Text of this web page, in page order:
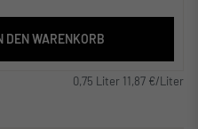
DEN WARENKORB
0,75 Liter 11,87 €/Liter